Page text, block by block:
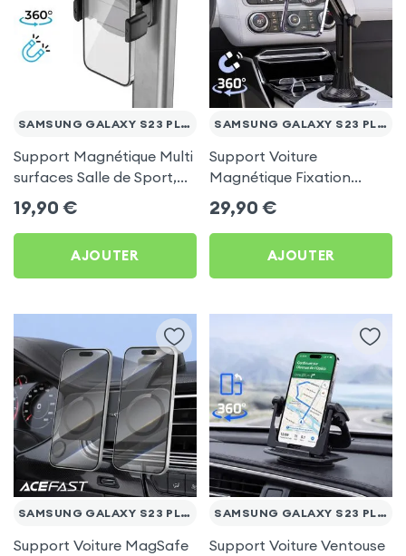
SAMSUNG GALAXY S23 PLUS
Support Magnétique Multi
surfaces Salle de Sport,
frigo pour Samsung
Galaxy S23 Plus
19,90 €
AJOUTER
SAMSUNG GALAXY S23 PLUS
Support Voiture
Magnétique Fixation
Porte-gobelet pour
Samsung Galaxy S23 Plus
29,90 €
AJOUTER
SAMSUNG GALAXY S23 PLUS
Support Voiture MagSafe
SAMSUNG GALAXY S23 PLUS
Support Voiture Ventouse